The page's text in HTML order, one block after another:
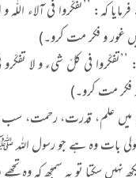
غور و فکر مت کرو۔)
میں علم، قدرت، رحمت،
بات وہ ہے جو رسول